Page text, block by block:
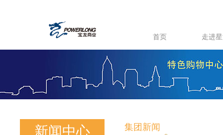
首页 走进
新闻中心 集团新闻